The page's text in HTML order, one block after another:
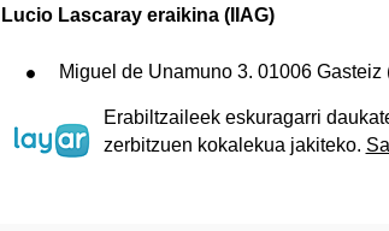
Lucio Lascaray eraikina (IIAG)
Miguel de Unamuno 3. 01006 Gasteiz
Erabiltzaileek eskuragarri
zerbitzuen kokalekua jakiteko.